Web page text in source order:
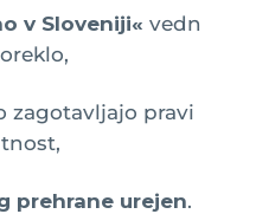
v Sloveniji« vedn
zagotavljajo pravi
prehrane urejen.